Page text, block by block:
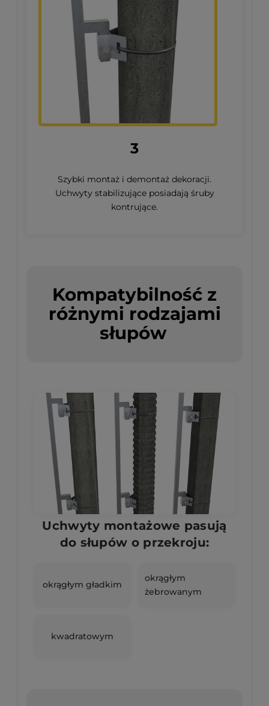
3
Szybki montaż i demontaż dekoracji.
Uchwyty stabilizujące posiadają śruby
kontrujące.
Kompatybilność z
różnymi rodzajami
słupów
Uchwyty montażowe pasują
do słupów o przekroju:
okrągłym gładkim
okrągłym
żebrowanym
kwadratowym